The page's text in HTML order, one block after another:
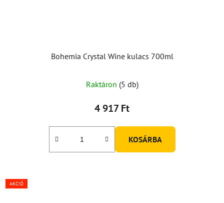
Bohemia Crystal Wine kulacs 700ml
Raktáron (5 db)
4 917 Ft
KOSÁRBA
AKCIÓ